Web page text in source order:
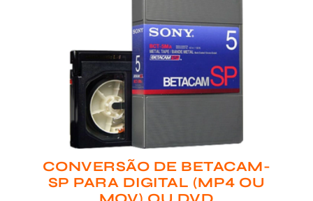
CONVERSÃO DE BETACAM-
SP PARA DIGITAL (MP4 OU